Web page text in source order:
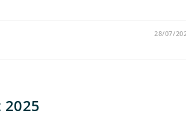
28/07/